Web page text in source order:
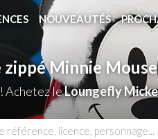
NOUVEAUTÉS
Minnie
Achetez leLoungefly